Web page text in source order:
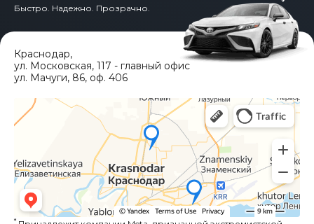
Быстро. Надежно. Прозрачно.
Краснодар,
ул. Московская, 117 - главный офис
ул. Мачуги, 86, оф. 406
*